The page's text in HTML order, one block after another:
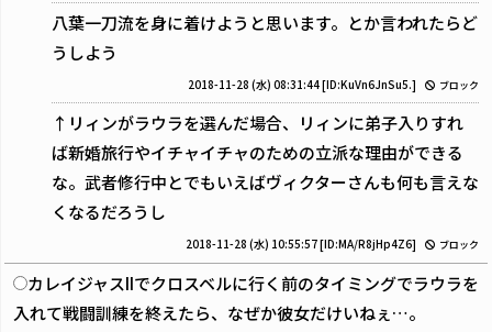
八葉一刀流を身に着けようと思います。とか言われたらど
うしよう
2018-11-28 (水) 08:31:44[ID:KuVn6JnSu5.] ブロック
↑リィンがラウラを選んだ場合、リィンに弟子入りすれ
ば新婚旅行やイチャイチャのための立派な理由ができる
な。武者修行中とでもいえばヴィクターさんも何も言えな
くなるだろうし
2018-11-28 (水) 10:55:57[ID:MA/R8jHp4Z6] ブロック
カレイジャスIIでクロスベルに行く前のタイミングでラウラを
入れて戦闘訓練を終えたら、なぜか彼女だけいねぇ…。